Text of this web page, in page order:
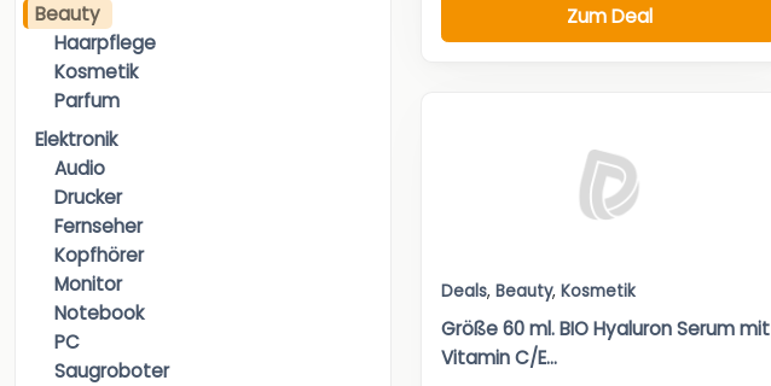
Beauty
Haarpflege
Kosmetik
Parfum
Elektronik
Audio
Drucker
Fernseher
Kopfhörer
Monitor
Notebook
PC
Saugroboter
Zum Deal
Deals, Beauty, Kosmetik
Größe 60 ml. BIO Hyaluron Serum mit
Vitamin C/E...